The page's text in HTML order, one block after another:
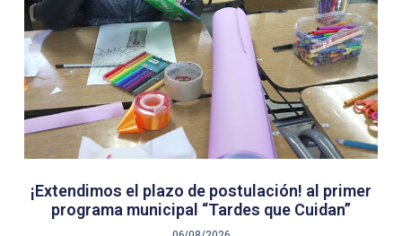
¡Extendimos el plazo de postulación! al primer
programa municipal “Tardes que Cuidan”